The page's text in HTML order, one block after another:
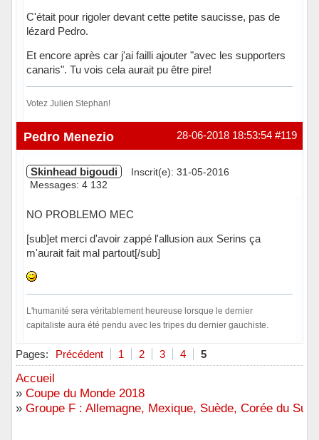
C'était pour rigoler devant cette petite saucisse, pas de
lézard Pedro.
Et encore après car j'ai failli ajouter "avec les supporters
canaris". Tu vois cela aurait pu être pire!
Votez Julien Stephan!
Hors ligne #119
28-06-2018 18:53:54
Pedro Menezio
Skinhead bigoudi
Inscrit(e): 31-05-2016
Messages: 4 132
NO PROBLEMO MEC
[sub]et merci d'avoir zappé l'allusion aux Serins ça
m'aurait fait mal partout[/sub]
L'humanité sera véritablement heureuse lorsque le dernier
capitaliste aura été pendu avec les tripes du dernier gauchiste.
Hors ligne
Pages: Précédent 1 2 3 4 5
Accueil
» Coupe du Monde 2018
» Groupe F : Allemagne, Mexique, Suède, Corée du Sud